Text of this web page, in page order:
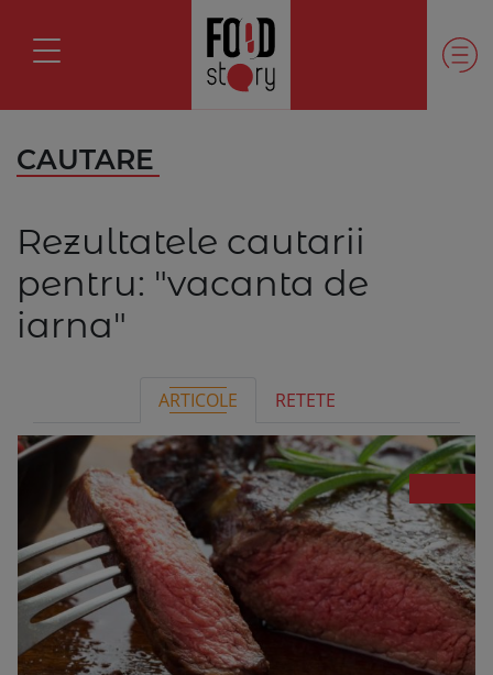
CAUTARE
Rezultatele cautarii
pentru: "vacanta de
iarna"
ARTICOLE RETETE